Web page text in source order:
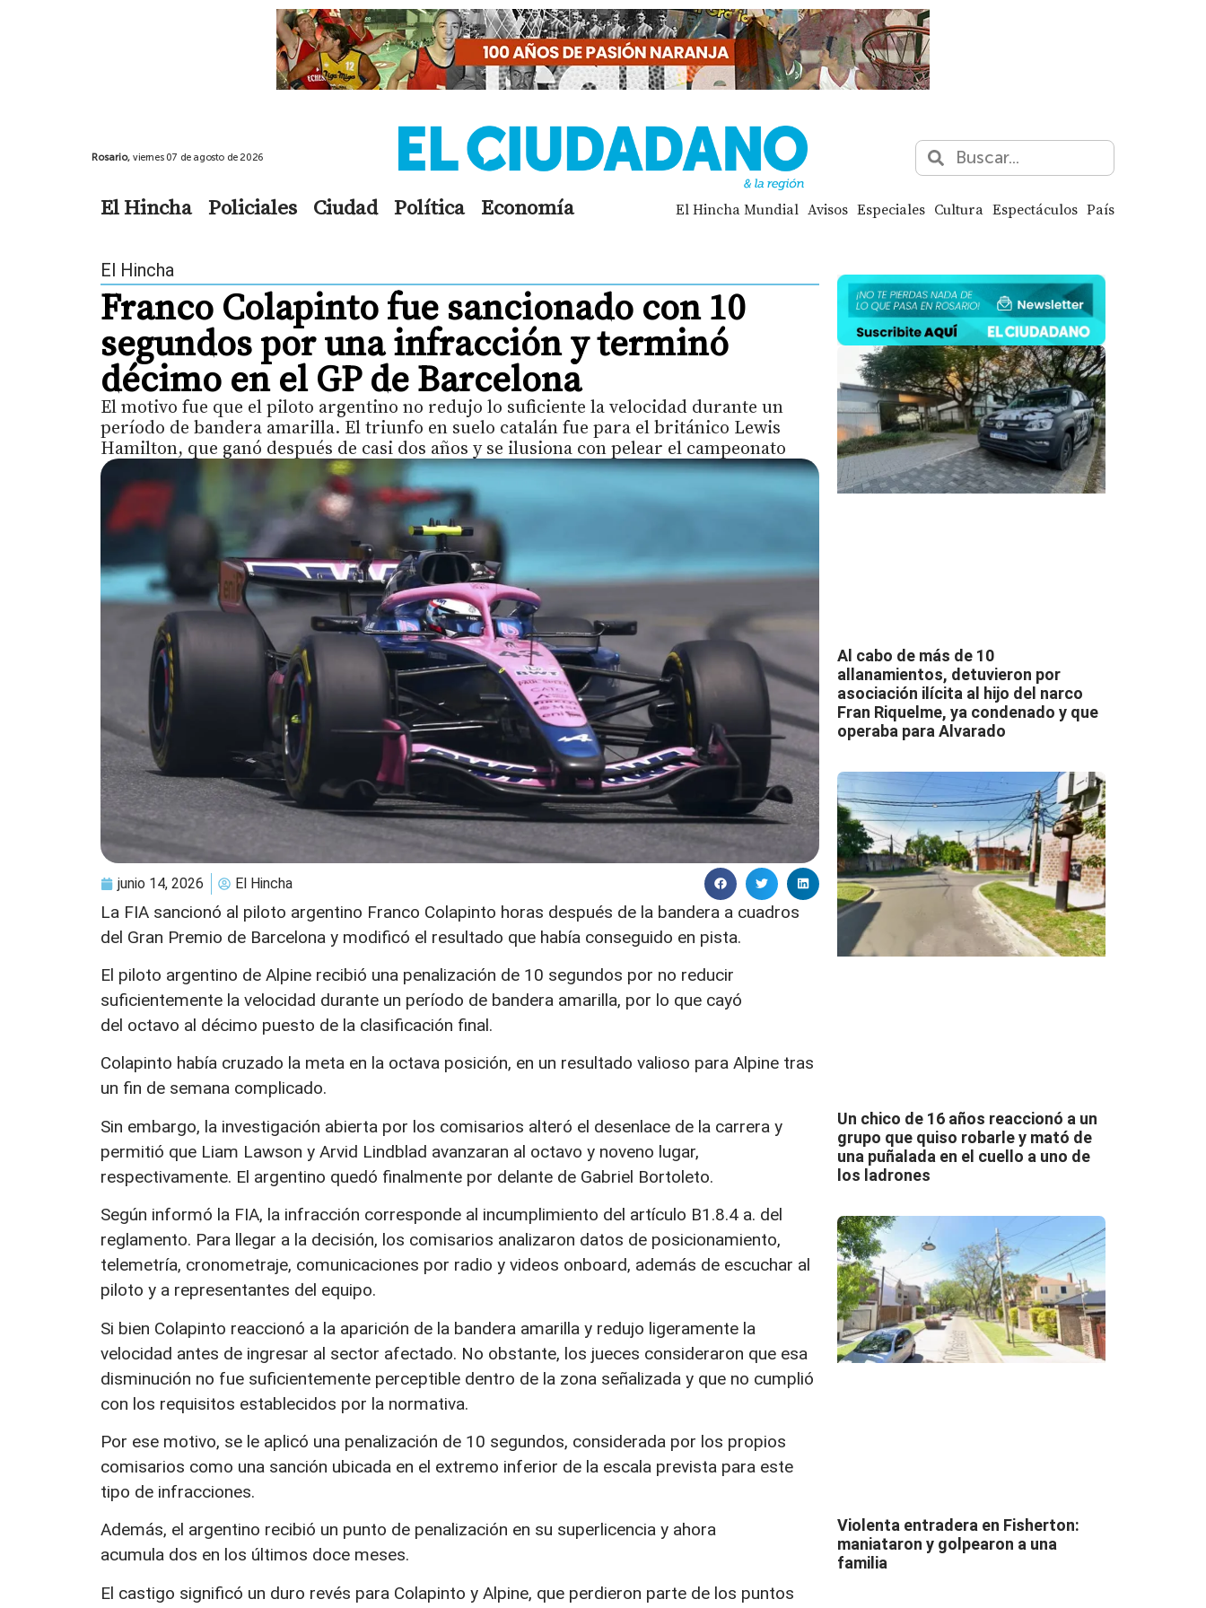
Rosario, viernes 07 de agosto de 2026
El Hincha Policiales Ciudad Política Economía El Hincha Mundial Avisos Especiales Cultura Espectáculos País
El Hincha
Franco Colapinto fue sancionado con 10
segundos por una infracción y terminó
décimo en el GP de Barcelona
El motivo fue que el piloto argentino no redujo lo suficiente la velocidad durante un
período de bandera amarilla. El triunfo en suelo catalán fue para el británico Lewis
Hamilton, que ganó después de casi dos años y se ilusiona con pelear el campeonato
junio 14, 2026 El Hincha
La FIA sancionó al piloto argentino Franco Colapinto horas después de la bandera a cuadros
del Gran Premio de Barcelona y modificó el resultado que había conseguido en pista.
El piloto argentino de Alpine recibió una penalización de 10 segundos por no reducir
suficientemente la velocidad durante un período de bandera amarilla, por lo que cayó
del octavo al décimo puesto de la clasificación final.
Colapinto había cruzado la meta en la octava posición, en un resultado valioso para Alpine tras
un fin de semana complicado.
Sin embargo, la investigación abierta por los comisarios alteró el desenlace de la carrera y
permitió que Liam Lawson y Arvid Lindblad avanzaran al octavo y noveno lugar,
respectivamente. El argentino quedó finalmente por delante de Gabriel Bortoleto.
Según informó la FIA, la infracción corresponde al incumplimiento del artículo B1.8.4 a. del
reglamento. Para llegar a la decisión, los comisarios analizaron datos de posicionamiento,
telemetría, cronometraje, comunicaciones por radio y videos onboard, además de escuchar al
piloto y a representantes del equipo.
Si bien Colapinto reaccionó a la aparición de la bandera amarilla y redujo ligeramente la
velocidad antes de ingresar al sector afectado. No obstante, los jueces consideraron que esa
disminución no fue suficientemente perceptible dentro de la zona señalizada y que no cumplió
con los requisitos establecidos por la normativa.
Por ese motivo, se le aplicó una penalización de 10 segundos, considerada por los propios
comisarios como una sanción ubicada en el extremo inferior de la escala prevista para este
tipo de infracciones.
Además, el argentino recibió un punto de penalización en su superlicencia y ahora
acumula dos en los últimos doce meses.
El castigo significó un duro revés para Colapinto y Alpine, que perdieron parte de los puntos
Al cabo de más de 10
allanamientos, detuvieron por
asociación ilícita al hijo del narco
Fran Riquelme, ya condenado y que
operaba para Alvarado
Un chico de 16 años reaccionó a un
grupo que quiso robarle y mató de
una puñalada en el cuello a uno de
los ladrones
Violenta entradera en Fisherton:
maniataron y golpearon a una
familia